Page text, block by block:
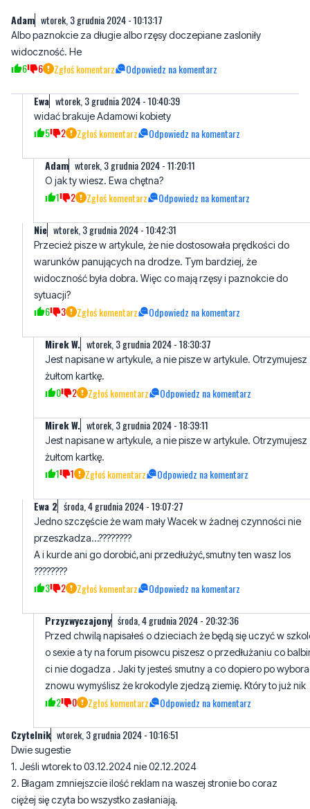
Adam wtorek, 3 grudnia 2024 - 10:13:17
Albo paznokcie za długie albo rzęsy doczepiane zasloniły
widoczność. He
6 6 Zgłoś komentarz Odpowiedz na komentarz
Ewa wtorek, 3 grudnia 2024 - 10:40:39
widać brakuje Adamowi kobiety
5 2 Zgłoś komentarz Odpowiedz na komentarz
Adam wtorek, 3 grudnia 2024 - 11:20:11
O jak ty wiesz. Ewa chętna?
1 2 Zgłoś komentarz Odpowiedz na komentarz
Nie wtorek, 3 grudnia 2024 - 10:42:31
Przecież pisze w artykule, że nie dostosowała prędkości do
warunków panujących na drodze. Tym bardziej, że
widoczność była dobra. Więc co mają rzęsy i paznokcie do
sytuacji?
6 3 Zgłoś komentarz Odpowiedz na komentarz
Mirek W. wtorek, 3 grudnia 2024 - 18:30:37
Jest napisane w artykule, a nie pisze w artykule. Otrzymujesz
żułtom kartkę.
0 2 Zgłoś komentarz Odpowiedz na komentarz
Mirek W. wtorek, 3 grudnia 2024 - 18:39:11
Jest napisane w artykule, a nie pisze w artykule. Otrzymujesz
żułtom kartkę.
1 1 Zgłoś komentarz Odpowiedz na komentarz
Ewa 2 środa, 4 grudnia 2024 - 19:07:27
Jedno szczęście że wam mały Wacek w żadnej czynności nie
przeszkadza…????????
A i kurde ani go dorobić,ani przedłużyć,smutny ten wasz los
????????
3 2 Zgłoś komentarz Odpowiedz na komentarz
Przyzwyczajony środa, 4 grudnia 2024 - 20:32:36
Przed chwilą napisałeś o dzieciach że będą się uczyć w
o sexie a ty na forum pisowcu piszesz o przedłużaniu co
ci nie dogadza . Jaki ty jesteś smutny a co dopiero po
znowu wymyślisz że krokodyle zjedzą ziemię. Który to już nik
2 0 Zgłoś komentarz Odpowiedz na komentarz
Czytelnik wtorek, 3 grudnia 2024 - 10:16:51
Dwie sugestie
1. Jeśli wtorek to 03.12.2024 nie 02.12.2024
2. Błagam zmniejszcie ilość reklam na waszej stronie bo coraz
ciężej się czyta bo wszystko zasłaniają.